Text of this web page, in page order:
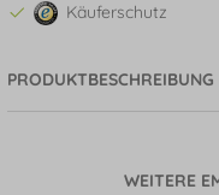
Käuferschutz
PRODUKTBESCHREIBUNG
WEITERE